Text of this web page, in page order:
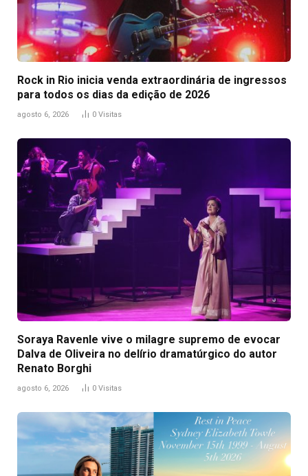
Rock in Rio inicia venda extraordinária de ingressos
para todos os dias da edição de 2026
agosto 6, 2026 0 Visitas
Soraya Ravenle vive o milagre supremo de evocar
Dalva de Oliveira no delírio dramatúrgico do autor
Renato Borghi
agosto 6, 2026 0 Visitas